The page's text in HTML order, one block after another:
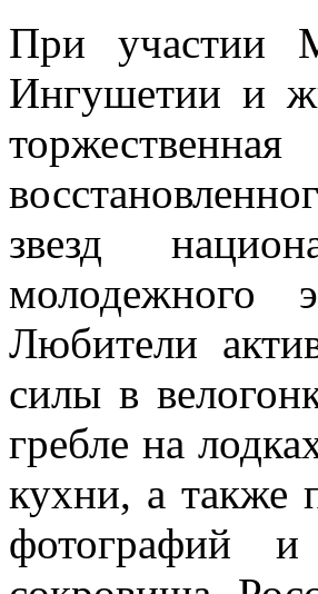
При участии
Ингушетии и
звезд
молодежного
Любители
силы в
гребле на
кухни, а также
фотографий